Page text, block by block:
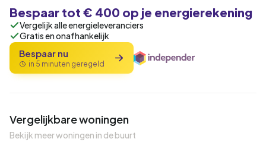
Bespaar tot € 400 op je energierekening
Vergelijk alle energieleveranciers
Gratis en onafhankelijk
Bespaar nu
in 5 minuten geregeld
Vergelijkbare woningen
Bekijk meer woningen in de buurt
QUICKLANE™